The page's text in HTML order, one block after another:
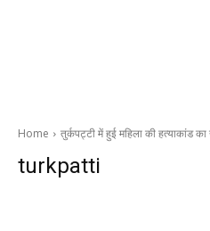
Home तुर्कपट्टी में हुई महिला की हत्याकांड का
turkpatti